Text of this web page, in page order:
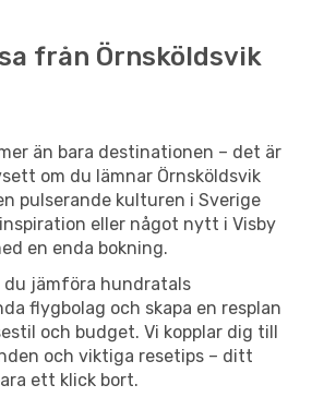
från Örnsköldsvik
än bara destinationen – det är
om du lämnar Örnsköldsvik
pulserande kulturen i Sverige
eller något nytt i Visby
en enda bokning.
du jämföra hundratals
flygbolag och skapa en resplan
och budget. Vi kopplar dig till
och viktiga resetips – ditt
ett klick bort.